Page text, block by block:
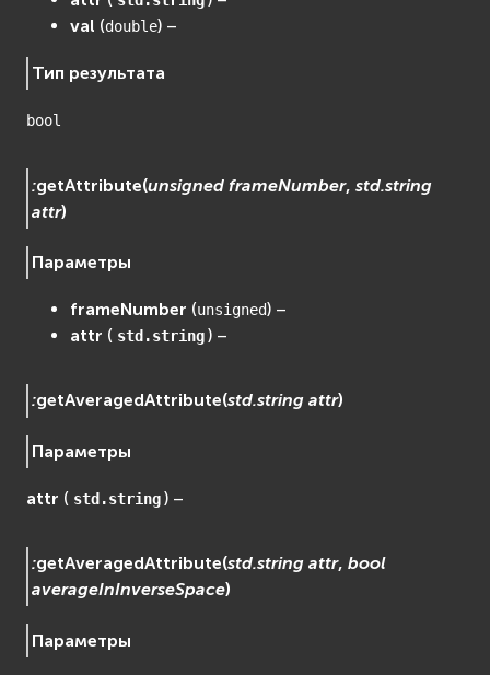
val (double) –
Тип результата
bool
:getAttribute(unsigned frameNumber,std.string
attr)
Параметры
frameNumber (unsigned) –
attr ( std.string ) –
:getAveragedAttribute(std.string attr)
Параметры
attr ( std.string ) –
:getAveragedAttribute(std.string attr,bool
averageInInverseSpace)
Параметры